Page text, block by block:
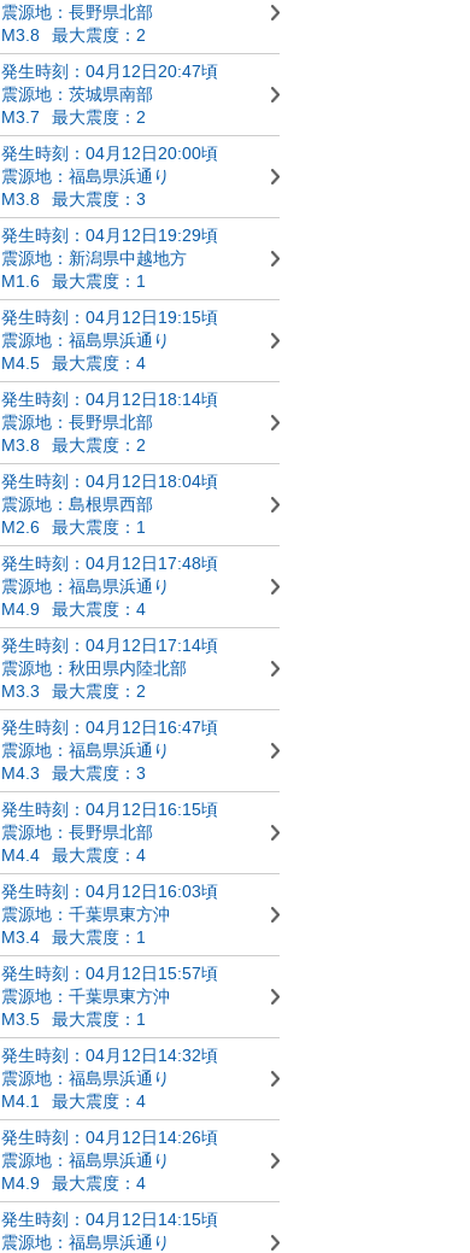
震源地：長野県北部
M3.8
最大震度：2
発生時刻：04月12日20:47頃
震源地：茨城県南部
M3.7
最大震度：2
発生時刻：04月12日20:00頃
震源地：福島県浜通り
M3.8
最大震度：3
発生時刻：04月12日19:29頃
震源地：新潟県中越地方
M1.6
最大震度：1
発生時刻：04月12日19:15頃
震源地：福島県浜通り
M4.5
最大震度：4
発生時刻：04月12日18:14頃
震源地：長野県北部
M3.8
最大震度：2
発生時刻：04月12日18:04頃
震源地：島根県西部
M2.6
最大震度：1
発生時刻：04月12日17:48頃
震源地：福島県浜通り
M4.9
最大震度：4
発生時刻：04月12日17:14頃
震源地：秋田県内陸北部
M3.3
最大震度：2
発生時刻：04月12日16:47頃
震源地：福島県浜通り
M4.3
最大震度：3
発生時刻：04月12日16:15頃
震源地：長野県北部
M4.4
最大震度：4
発生時刻：04月12日16:03頃
震源地：千葉県東方沖
M3.4
最大震度：1
発生時刻：04月12日15:57頃
震源地：千葉県東方沖
M3.5
最大震度：1
発生時刻：04月12日14:32頃
震源地：福島県浜通り
M4.1
最大震度：4
発生時刻：04月12日14:26頃
震源地：福島県浜通り
M4.9
最大震度：4
発生時刻：04月12日14:15頃
震源地：福島県浜通り